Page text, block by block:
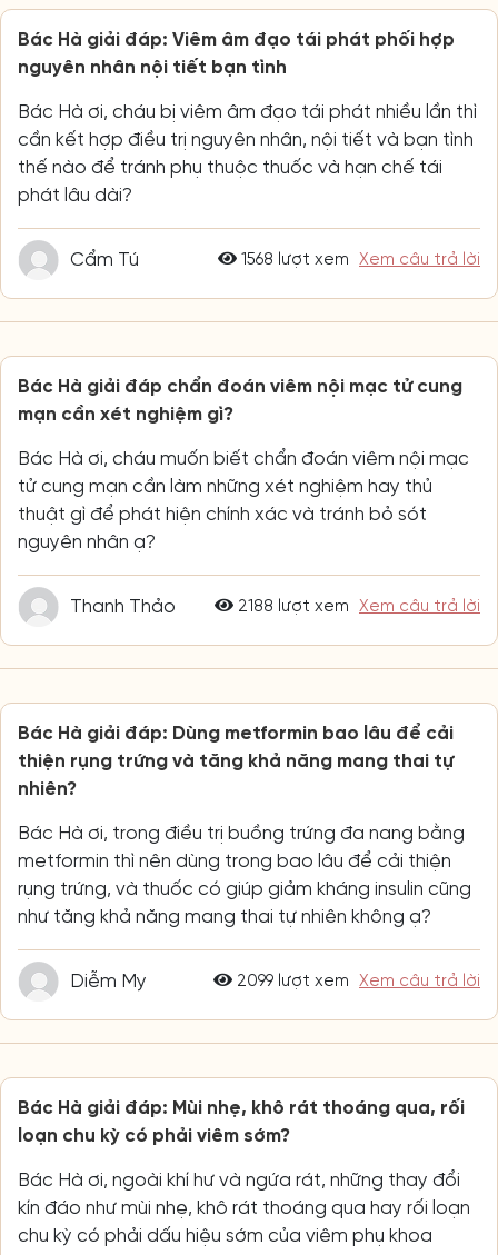
Bác Hà giải đáp: Viêm âm đạo tái phát phối hợp
nguyên nhân nội tiết bạn tình
Bác Hà ơi, cháu bị viêm âm đạo tái phát nhiều lần thì
cần kết hợp điều trị nguyên nhân, nội tiết và bạn tình
thế nào để tránh phụ thuộc thuốc và hạn chế tái
phát lâu dài?
Cẩm Tú 1568 lượt xem Xem câu trả lời
Bác Hà giải đáp chẩn đoán viêm nội mạc tử cung
mạn cần xét nghiệm gì?
Bác Hà ơi, cháu muốn biết chẩn đoán viêm nội mạc
tử cung mạn cần làm những xét nghiệm hay thủ
thuật gì để phát hiện chính xác và tránh bỏ sót
nguyên nhân ạ?
Thanh Thảo 2188 lượt xem Xem câu trả lời
Bác Hà giải đáp: Dùng metformin bao lâu để cải
thiện rụng trứng và tăng khả năng mang thai tự
nhiên?
Bác Hà ơi, trong điều trị buồng trứng đa nang bằng
metformin thì nên dùng trong bao lâu để cải thiện
rụng trứng, và thuốc có giúp giảm kháng insulin cũng
như tăng khả năng mang thai tự nhiên không ạ?
Diễm My 2099 lượt xem Xem câu trả lời
Bác Hà giải đáp: Mùi nhẹ, khô rát thoáng qua, rối
loạn chu kỳ có phải viêm sớm?
Bác Hà ơi, ngoài khí hư và ngứa rát, những thay đổi
kín đáo như mùi nhẹ, khô rát thoáng qua hay rối loạn
chu kỳ có phải dấu hiệu sớm của viêm phụ khoa